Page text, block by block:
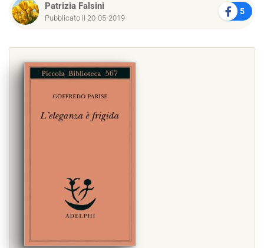
Patrizia Falsini
Pubblicato il 20-05-2019
5